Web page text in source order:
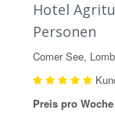
Hotel
Personen
Comer See,
Preis pro Woche